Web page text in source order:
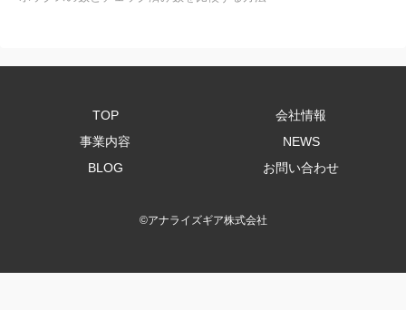
TOP
会社情報
事業内容
NEWS
BLOG
お問い合わせ
©アナライズギア株式会社